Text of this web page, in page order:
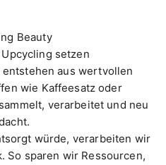
Beauty
setzen
aus wertvollen
wie Kaffeesatz oder
verarbeitet und neu
würde, verarbeiten wir
So sparen wir Ressourcen,